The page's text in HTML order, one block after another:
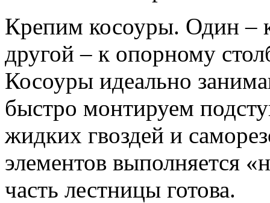
Крепим косоуры. Один –
другой – к опорному
Косоуры идеально
быстро монтируем
жидких гвоздей и
элементов выполняется
часть лестницы готова.